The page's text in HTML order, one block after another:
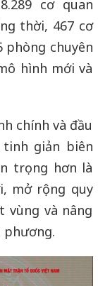
cơ quan
thời, 467 cơ
phòng chuyên
hình mới và
chính và đầu
giản biên
trọng hơn là
mở rộng quy
vùng và nâng
phương.